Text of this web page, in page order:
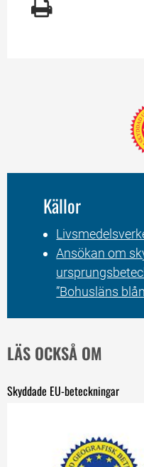
Källor
Ansökan om
”Bohusläns
LÄS OCKSÅ OM
Skyddade EU-beteckningar